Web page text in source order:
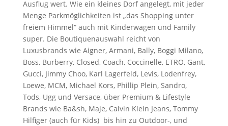
Ausflug wert. Wie ein kleines Dorf angelegt, mit jeder
Menge Parkmöglichkeiten ist „das Shopping unter
freiem Himmel“ auch mit Kinderwagen und Family
super. Die Boutiquenauswahl reicht von
Luxusbrands wie Aigner, Armani, Bally, Boggi Milano,
Boss, Burberry, Closed, Coach, Coccinelle, ETRO, Gant,
Gucci, Jimmy Choo, Karl Lagerfeld, Levis, Lodenfrey,
Loewe, MCM, Michael Kors, Phillip Plein, Sandro,
Tods, Ugg und Versace, über Premium & Lifestyle
Brands wie Ba&sh, Maje, Calvin Klein Jeans, Tommy
Hilfiger (auch für Kids) bis hin zu Outdoor-, und